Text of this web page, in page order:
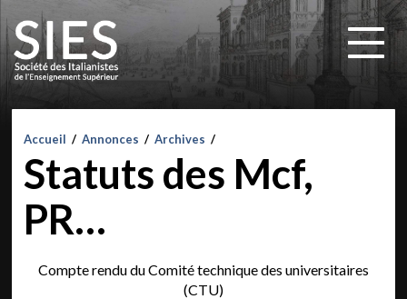
Accueil / Annonces / Archives /
Statuts des Mcf,
PR…
Compte rendu du Comité technique des universitaires
(CTU)